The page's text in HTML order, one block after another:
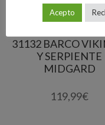
31132 BARCO
Y SERPIENTE
MIDGARD
119,99€
Acepto